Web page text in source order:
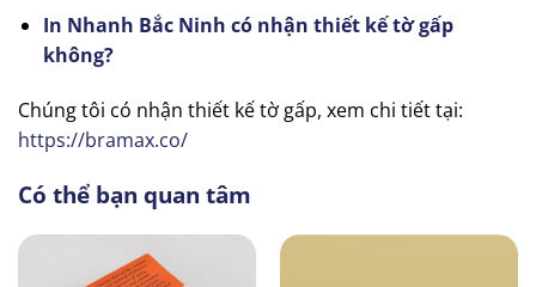
In Nhanh Bắc Ninh có nhận thiết kế tờ gấp
không?
Chúng tôi có nhận thiết kế tờ gấp, xem chi tiết tại:
https://bramax.co/
Có thể bạn quan tâm